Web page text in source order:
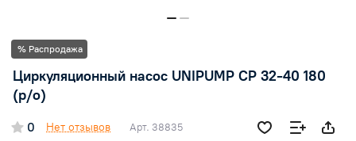
% Распродажа
Циркуляционный насос UNIPUMP CP 32-40 180
(р/о)
0 Нет отзывов Арт. 38835